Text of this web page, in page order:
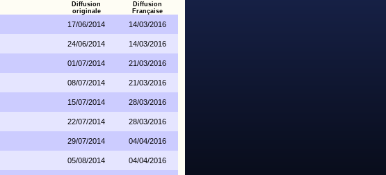
Diffusion
originale
Diffusion
Française
17/06/2014
14/03/2016
24/06/2014
14/03/2016
01/07/2014
21/03/2016
08/07/2014
21/03/2016
15/07/2014
28/03/2016
22/07/2014
28/03/2016
29/07/2014
04/04/2016
05/08/2014
04/04/2016